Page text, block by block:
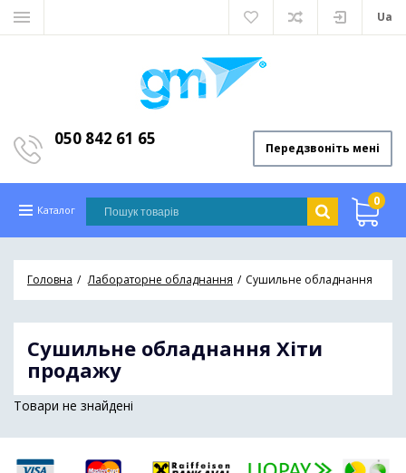
Ua
050 842 61 65 Передзвоніть мені
0
Каталог
Головна Лабораторне обладнання Сушильне обладнання
Сушильне обладнання Хіти
продажу
Товари не знайдені